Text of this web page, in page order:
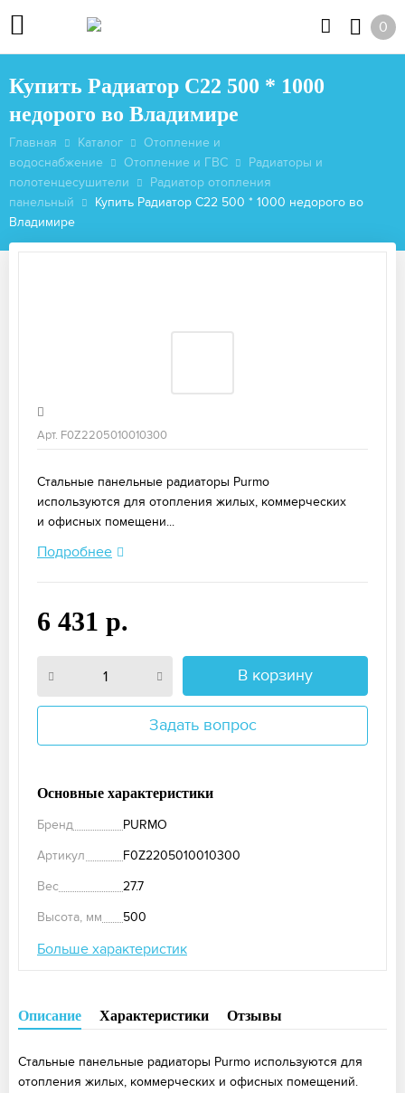
0
Купить Радиатор C22 500 * 1000
недорого во Владимире
Главная Каталог
Отопление и
водоснабжение
Отопление и ГВС
Радиаторы и
полотенцесушители
Радиатор отопления
панельный
Купить Радиатор C22 500 * 1000 недорого во
Владимире
Арт. F0Z2205010010300
Стальные панельные радиаторы Purmo
используются для отопления жилых, коммерческих
и офисных помещени...
Подробнее
6 431 р.
В корзину
Задать вопрос
Основные характеристики
Бренд
PURMO
Артикул
F0Z2205010010300
Вес
27.7
Высота, мм
500
Больше характеристик
Описание Характеристики Отзывы
Стальные панельные радиаторы Purmo используются для
отопления жилых, коммерческих и офисных помещений.